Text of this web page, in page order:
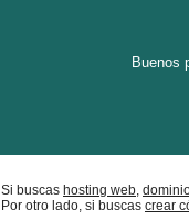
Buenos
Si buscas hosting web,
Por otro lado, si buscas crear